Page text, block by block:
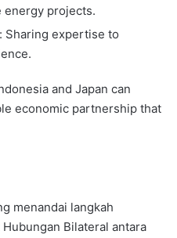
energy projects.
Sharing expertise to
and Japan can
economic partnership that
menandai langkah
Bilateral antara